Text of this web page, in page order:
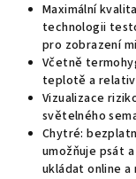
Maximální
technologii
pro zobrazení
Včetně
teplotě a
Vizualizace
světelného
Chytré:
umožňuje psát
ukládat online a